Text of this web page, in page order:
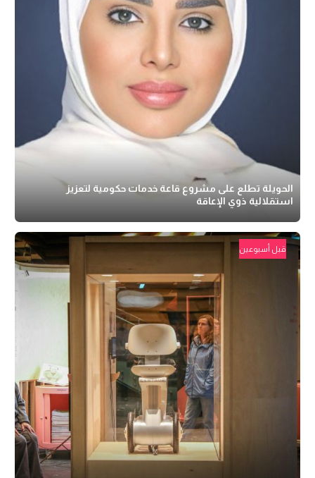
الحويلة تطلع على مشروع قاعة خدمات حكومية لتعزيز
استقلالية ذوي الإعاقة
قبل أسبوعين